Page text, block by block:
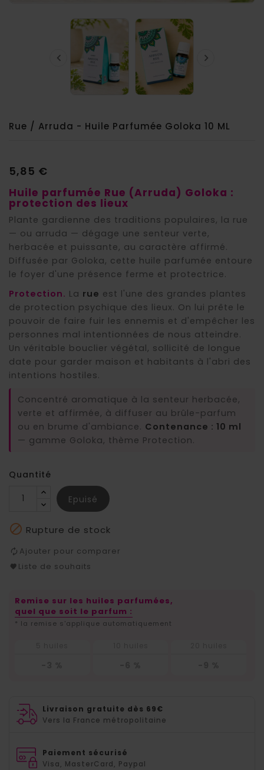
 
Rue / Arruda - Huile Parfumée Goloka 10 ML
5,85 €
Huile parfumée Rue (Arruda) Goloka :
protection des lieux
Plante gardienne des traditions populaires, la rue
— ou arruda — dégage une senteur verte,
herbacée et puissante, au caractère affirmé.
Diffusée par Goloka, cette huile parfumée entoure
le foyer d'une présence ferme et protectrice.
Protection. La rue est l'une des grandes plantes
de protection psychique des lieux. On lui prête le
pouvoir de faire fuir les ennemis et d'empêcher les
personnes mal intentionnées de nous atteindre.
Un véritable bouclier végétal, sollicité de longue
date pour garder maison et habitants à l'abri des
intentions hostiles.
Concentré aromatique à la senteur herbacée,
verte et affirmée, à diffuser au brûle-parfum
ou en brume d'ambiance. Contenance : 10 ml
— gamme Goloka, thème Protection.
Quantité
Epuisé
 Rupture de stock
Ajouter pour comparer
Liste de souhaits
Remise sur les huiles parfumées,
quel que soit le parfum :
* la remise s'applique automatiquement
Livraison gratuite dès 69€
Vers la France métropolitaine
Paiement sécurisé
Visa, MasterCard, Paypal